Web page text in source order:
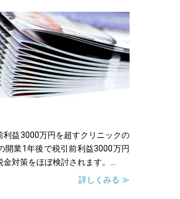
利益3000万円を超すクリニックの
開業1年後で税引前利益3000万円
対策をほぼ検討されます。...
詳しくみる ≫